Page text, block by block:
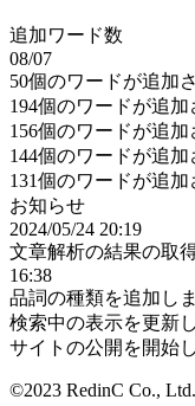
追加ワード数
08/07
50個のワードが追加
194個のワードが追加
156個のワードが追加
144個のワードが追加
131個のワードが追加
お知らせ
2024/05/24 20:19
文章解析の結果の取
16:38
品詞の種類を追加し
検索中の表示を更新
サイトの公開を開始
©2023 RedinC Co., Ltd.